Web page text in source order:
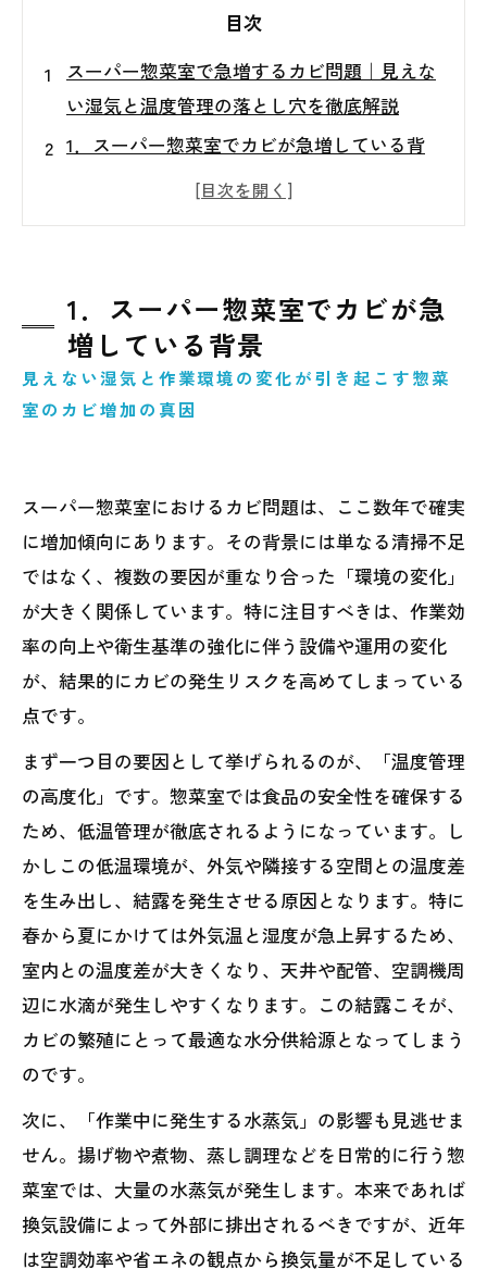
目次
スーパー惣菜室で急増するカビ問題｜見えな
い湿気と温度管理の落とし穴を徹底解説
1．スーパー惣菜室でカビが急増している背
2．見落とされがちなカビ発生ポイント（天
3．温度差と結露が引き起こす惣菜室特有の
リスク
4．清掃だけでは解決できないカビ問題の本
質
6．カビを防ぐために必要な管理・環境・設
備対策
7．MIST工法Ⓡカビバスターズ仙台による専
門対応と再発防止策
1．スーパー惣菜室でカビが急
増している背景
見えない湿気と作業環境の変化が引き起こす惣菜
室のカビ増加の真因
スーパー惣菜室におけるカビ問題は、ここ数年で確実
に増加傾向にあります。その背景には単なる清掃不足
ではなく、複数の要因が重なり合った「環境の変化」
が大きく関係しています。特に注目すべきは、作業効
率の向上や衛生基準の強化に伴う設備や運用の変化
が、結果的にカビの発生リスクを高めてしまっている
点です。
まず一つ目の要因として挙げられるのが、「温度管理
の高度化」です。惣菜室では食品の安全性を確保する
ため、低温管理が徹底されるようになっています。し
かしこの低温環境が、外気や隣接する空間との温度差
を生み出し、結露を発生させる原因となります。特に
春から夏にかけては外気温と湿度が急上昇するため、
室内との温度差が大きくなり、天井や配管、空調機周
辺に水滴が発生しやすくなります。この結露こそが、
カビの繁殖にとって最適な水分供給源となってしまう
のです。
次に、「作業中に発生する水蒸気」の影響も見逃せま
せん。揚げ物や煮物、蒸し調理などを日常的に行う惣
菜室では、大量の水蒸気が発生します。本来であれば
換気設備によって外部に排出されるべきですが、近年
は空調効率や省エネの観点から換気量が不足している